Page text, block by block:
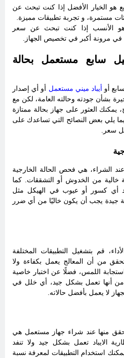
هو الخيار الأفضل إذا كنت تبحث عن
مستمرة، و تجربة تطبيقات مميزة.
هو الأنسب إذا كنت تبحث عن سعر
مرونة أكبر في تخصيص الجهاز.
سابع مستعمل بحالة
أو أيباد ميني مستعمل أو أي إصدار
بشأن جودته وحالته العامة، لكن مع
يمكنك العثور على جهاز بحالة ممتازة
يلي بعض النصائح التي تساعدك على
سعر.
الشراء، هي فحص الحالة الخارجية
خالية من الخدوش أو التشققات. كما
أي كسور أو عيوب في الهيكل مثل
جيدة يجب أن يكون خاليًا من أي ضرر
قم بتشغيل التطبيقات المختلفة
من أن المعالج يعمل بكفاءة ولا
اللمس، فضلًا عن اختبار خاصية
من أنها تعمل بشكل جيد، أي خلل في
لا يعمل بأفضل حالاته.
منها عند شراء جهاز مستعمل هي
الايباد تعمل بشكل جيد ولا تنفد
استخدام التطبيقات لمعرفة نسبة